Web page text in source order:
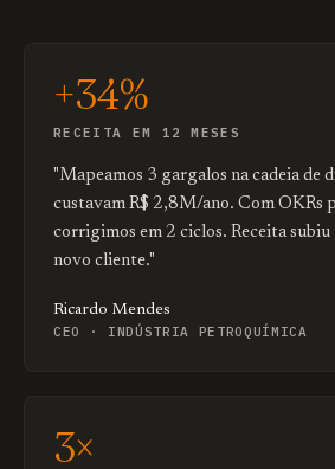
+34%
RECEITA EM 12 MESES
"Mapeamos 3 gargalos na cadeia de
custavam R$ 2,8M/ano. Com OKRs
corrigimos em 2 ciclos. Receita
novo cliente."
Ricardo Mendes
CEO · INDÚSTRIA PETROQUÍMICA
3×